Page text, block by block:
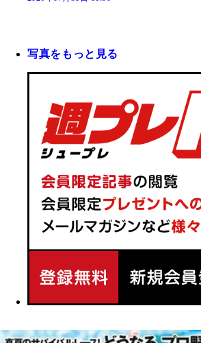
写真をもっと見る